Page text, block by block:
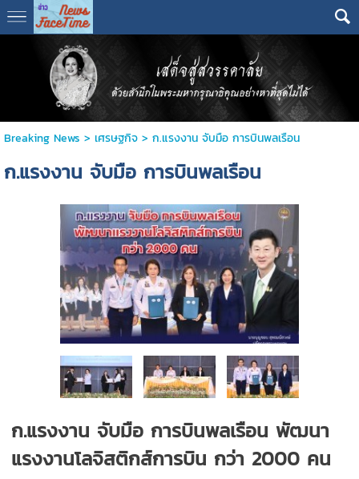
Breaking News > เศรษฐกิจ> ก.แรงงาน จับมือ การบินพลเรือน
ก.แรงงาน จับมือ การบินพลเรือน
ก.แรงงาน จับมือ การบินพลเรือน พัฒนา
แรงงานโลจิสติกส์การบิน กว่า 2000 คน